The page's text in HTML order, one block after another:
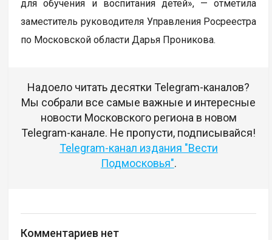
для обучения и воспитания детей», — отметила
заместитель руководителя Управления Росреестра
по Московской области Дарья Проникова.
Надоело читать десятки Telegram-каналов?
Мы собрали все самые важные и интересные
новости Московского региона в новом
Telegram-канале. Не пропусти, подписывайся!
Telegram-канал издания "Вести
Подмосковья".
Комментариев нет